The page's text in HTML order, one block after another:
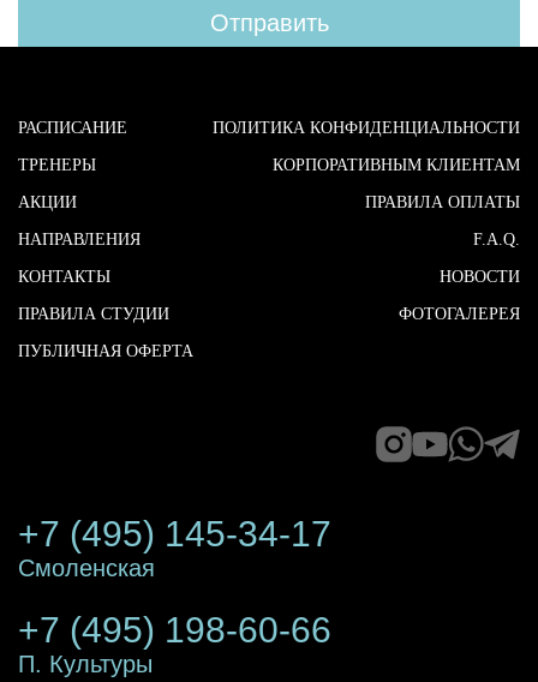
РАСПИСАНИЕ
ТРЕНЕРЫ
АКЦИИ
НАПРАВЛЕНИЯ
КОНТАКТЫ
ПРАВИЛА СТУДИИ
ПУБЛИЧНАЯ ОФЕРТА
ПОЛИТИКА КОНФИДЕНЦИАЛЬНОСТИ
КОРПОРАТИВНЫМ КЛИЕНТАМ
ПРАВИЛА ОПЛАТЫ
F.A.Q.
НОВОСТИ
ФОТОГАЛЕРЕЯ
+7 (495) 145-34-17
Смоленская
+7 (495) 198-60-66
П. Культуры